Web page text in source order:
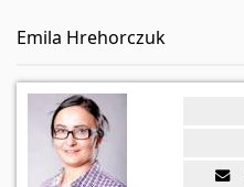
Emila Hrehorczuk